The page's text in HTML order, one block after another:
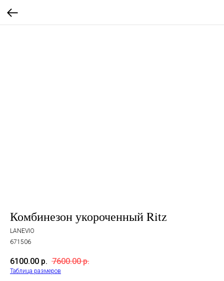
Комбинезон укороченный Ritz
LANEVIO
671506
6100.00 р. 7600.00 р.
Таблица размеров